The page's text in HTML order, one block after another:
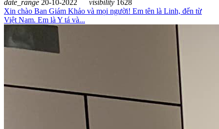
date_range 20-10-2022 visibility 1628
Xin chào Ban Giám Khảo và mọi người! Em tên là Linh, đến từ
Việt Nam. Em là Y tá và...